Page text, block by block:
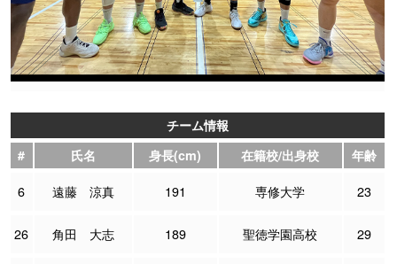
チーム情報
#
氏名 身長(cm) 在籍校/出身校 年齢
6 遠藤 涼真 191 専修大学 23
26 角田 大志 189 聖徳学園高校 29